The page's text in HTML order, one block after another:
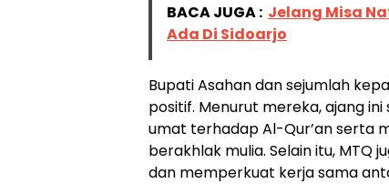
BACA JUGA : Jelang Misa
Ada Di Sidoarjo
Bupati Asahan dan sejumlah
positif. Menurut mereka, ajang
umat terhadap Al-Qur’an serta
berakhlak mulia. Selain itu, MTQ
dan memperkuat kerja sama